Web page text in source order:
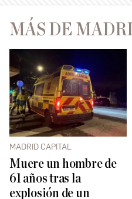
MÁS DE
MADRID CAPITAL
Muere un hombre de
61 años tras la
explosión de un